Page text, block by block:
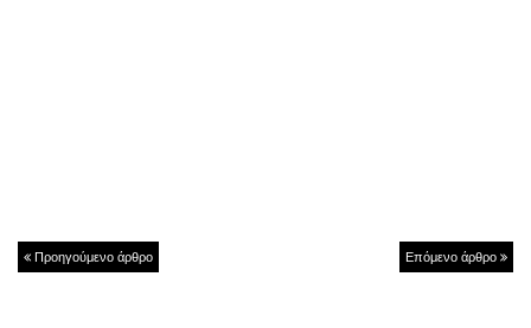
Προηγούμενο άρθρο Επόμενο άρθρο